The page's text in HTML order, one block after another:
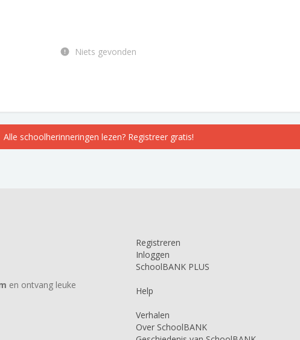
Niets gevonden
Alle schoolherinneringen lezen? Registreer gratis!
en ontvang leuke
Registreren
Inloggen
SchoolBANK PLUS
Help
Verhalen
Over SchoolBANK